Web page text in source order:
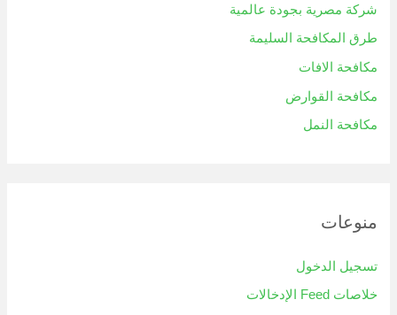
شركة مصرية بجودة عالمية
طرق المكافحة السليمة
مكافحة الافات
مكافحة القوارض
مكافحة النمل
منوعات
تسجيل الدخول
خلاصات Feed الإدخالات